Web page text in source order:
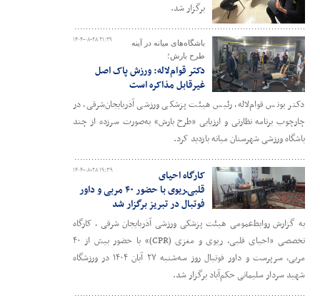
برگزار شد.
۱۴۰۴-۰۸-۲۸ ۲۱:۲۹
باشگاه‌های میانه در آینه
طرح بارش؛
دکتر قوام‌لاله: ورزش پاک اصل
غیرقابل مذاکره است
دکتر یونس قوام‌لاله، رئیس هیئت پزشکی ورزشی آذربایجان‌شرقی، در
چارچوب برنامه نظارتی و ارزیابی «طرح بارش» به‌صورت سرزده از چند
باشگاه ورزشی شهرستان میانه بازدید کرد.
۱۴۰۴-۰۸-۲۸ ۱۹:۳۹
کارگاه احیای
قلبی‌ـ‌ریوی با حضور ۴۰ مربی و داور
فوتبال در تبریز برگزار شد
به گزارش روابط‌عمومی هیئت پزشکی ورزشی آذربایجان شرقی ، کارگاه
تخصصی «احیای قلبی، ریوی و مغزی (CPR)» با حضور بیش از ۴۰
مربی، سرپرست و داور فوتبال روز سه‌شنبه ۲۷ آبان ۱۴۰۴ در ورزشگاه
شهید سردار سلیمانی حکم‌آباد برگزار شد.